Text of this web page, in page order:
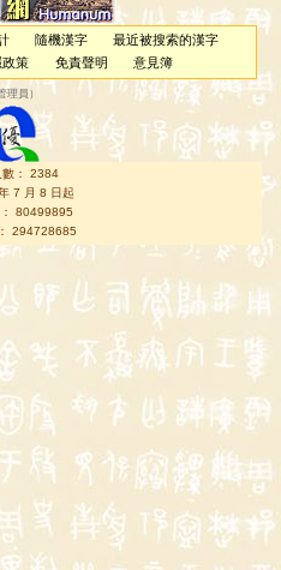
隨機漢字
最近被搜索的漢字
政策 免責聲明 意見簿
理員 ）
數： 2384
7 月 8 日起
80499895
294728685